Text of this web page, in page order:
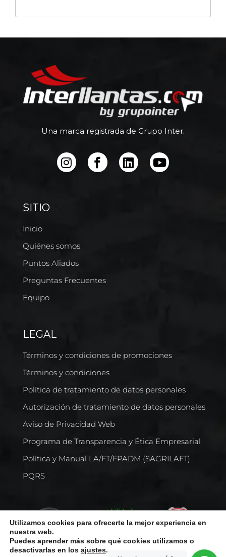
Una marca registrada de Grupo Inter.
SITIO
Inicio
Quiénes somos
Puntos Aliados
Preguntas Frecuentes
Equipo
LEGAL
Términos y condiciones de promociones
Términos y condiciones
Política de tratamiento de datos personales
Autorización de tratamiento de datos personales
Aviso de Privacidad Web
Programa de Transparencia y Ética Empresarial
Política y Manual LA/FT/FPADM (SAGRILAFT)
PQRS
Utilizamos cookies para ofrecerte la mejor experiencia en
nuestra web.
Puedes aprender más sobre qué cookies utilizamos o
desactivarlas en los ajustes.